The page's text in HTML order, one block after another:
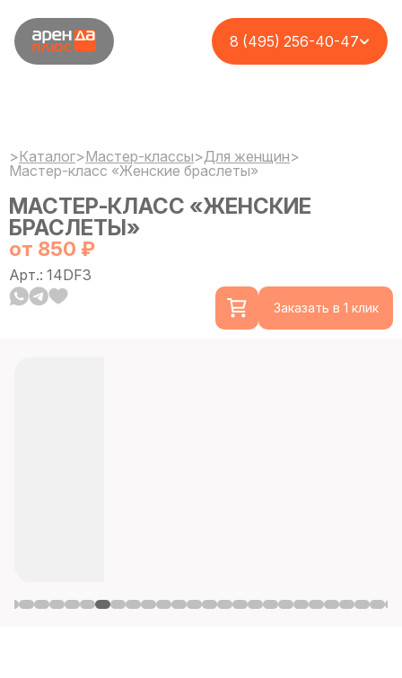
8 (495) 256-40-47
>Каталог>Мастер-классы>Для женщин>
Мастер-класс «Женские браслеты»
МАСТЕР-КЛАСС «ЖЕНСКИЕ
БРАСЛЕТЫ»
от 850 ₽
Арт.: 14DF3
Заказать в 1 клик